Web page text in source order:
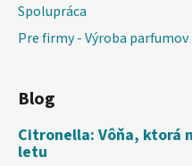
Spolupráca
Pre firmy - Výroba parfumov
Blog
Citronella: Vôňa, ktorá
letu